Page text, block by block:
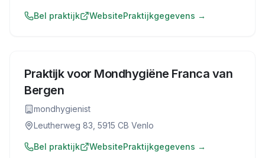
Bel praktijk WebsitePraktijkgegevens →
Praktijk voor Mondhygiëne Franca van
Bergen
mondhygienist
Leutherweg 83, 5915 CB Venlo
Bel praktijk WebsitePraktijkgegevens →